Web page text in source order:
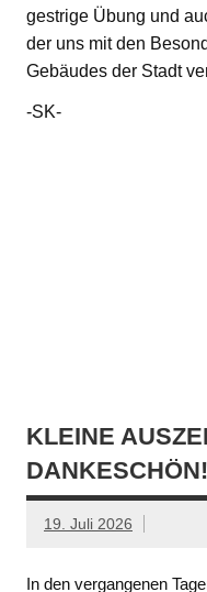
gestrige Übung und
der uns mit den
Gebäudes der Stadt
-SK-
KLEINE
ANKESCHÖN!
19. Juli 2026
In den vergangenen